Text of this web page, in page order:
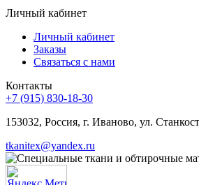
Личный кабинет
Личный кабинет
Заказы
Связаться с нами
Контакты
+7 (915) 830-18-30
153032, Россия, г. Иваново, ул.
tkanitex@yandex.ru